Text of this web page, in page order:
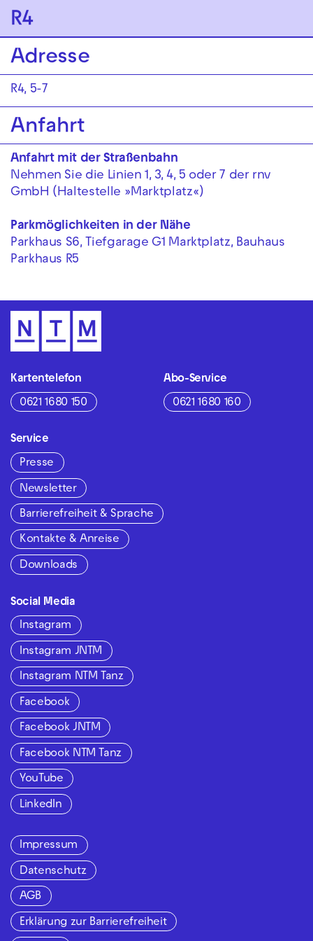
Zur Hauptnavigation springen
Zum Hauptinhalt springen
R4
Adresse
R4, 5-7
Anfahrt
Anfahrt mit der Straßenbahn
Nehmen Sie die Linien 1, 3, 4, 5 oder 7 der rnv
GmbH (Haltestelle »Marktplatz«)
Parkmöglichkeiten in der Nähe
Parkhaus S6, Tiefgarage G1 Marktplatz, Bauhaus
Parkhaus R5
Kartentelefon
0621 1680 150
Abo-Service
0621 1680 160
Service
Presse
Newsletter
Barrierefreiheit & Sprache
Kontakte & Anreise
Downloads
Social Media
Instagram
Instagram JNTM
Instagram NTM Tanz
Facebook
Facebook JNTM
Facebook NTM Tanz
YouTube
LinkedIn
Impressum
Datenschutz
AGB
Erklärung zur Barrierefreiheit